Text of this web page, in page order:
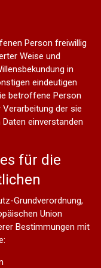
Person freiwillig
Weise und
in
eindeutigen
betroffene Person
der sie
einverstanden
für die
Grundverordnung,
Union
Bestimmungen mit